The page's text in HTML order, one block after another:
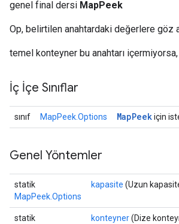
genel final dersi MapPeek
Op, belirtilen anahtardaki değerlere göz
temel konteyner bu anahtarı
İç İçe Sınıflar
sınıf MapPeek.Options MapPeekiçin
Genel Yöntemler
statik
MapPeek.Options
kapasite (Uzun
statik
konteyner(Dize